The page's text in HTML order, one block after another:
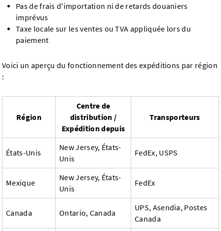
Pas de frais d'importation ni de retards douaniers
imprévus
Taxe locale sur les ventes ou TVA appliquée lors du
paiement
Voici un aperçu du fonctionnement des expéditions par région
:
Région
Centre de
distribution /
Expédition depuis
Transporteurs
États-Unis
New Jersey, États-
Unis
FedEx, USPS
Mexique
New Jersey, États-
Unis
FedEx
Canada Ontario, Canada
UPS, Asendia, Postes
Canada